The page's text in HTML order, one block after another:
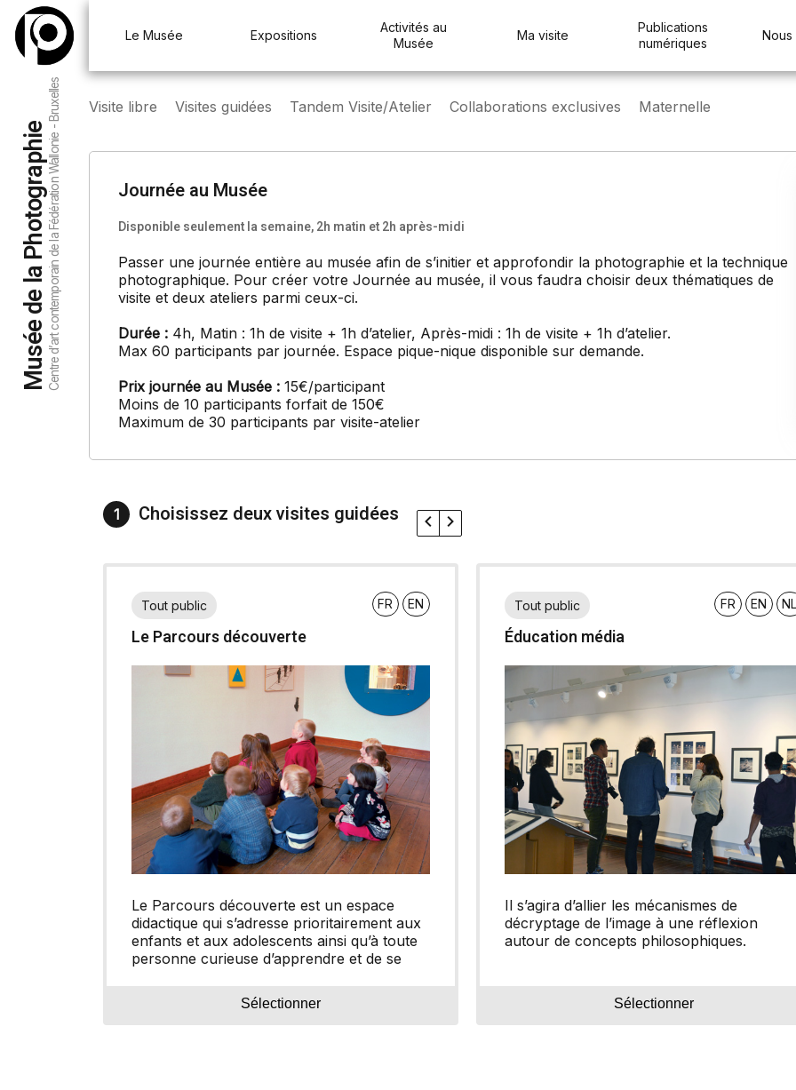
Musée de la PhotographieCentre d’art contemporain de la Fédération Wallonie - Bruxelles
Le Musée Expositions
Activités au
Musée
Ma visite
Publications
numériques
Nous
Visite libre Visites guidées Tandem Visite/Atelier Collaborations exclusives Maternelle
Journée au Musée
Disponible seulement la semaine, 2h matin et 2h après-midi
Passer une journée entière au musée afin de s’initier et approfondir la photographie et la technique
photographique. Pour créer votre Journée au musée, il vous faudra choisir deux thématiques de
visite et deux ateliers parmi ceux-ci.
Durée : 4h, Matin : 1h de visite + 1h d’atelier, Après-midi : 1h de visite + 1h d’atelier.
Max 60 participants par journée. Espace pique-nique disponible sur demande.
Prix journée au Musée : 15€/participant
Moins de 10 participants forfait de 150€
Maximum de 30 participants par visite-atelier
1 Choisissez deux visites guidées
Tout public FR EN
Le Parcours découverte
Le Parcours découverte est un espace
didactique qui s’adresse prioritairement aux
enfants et aux adolescents ainsi qu’à toute
personne curieuse d’apprendre et de se
Sélectionner
Tout public FR EN NL
Éducation média
Il s’agira d’allier les mécanismes de
décryptage de l’image à une réflexion
autour de concepts philosophiques.
Sélectionner